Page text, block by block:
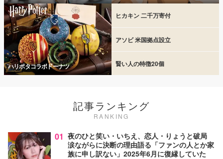
ハリポタコラボドーナツ
ヒカキン 二千万寄付
アソビ 米国拠点設立
賢い人の特徴20個
記事ランキング
RANKING
01 夜のひと笑い・いちえ、恋人・りょうと破局
涙ながらに決断の理由語る「ファンの人とか家
族に申し訳ない」2025年6月に復縁していた